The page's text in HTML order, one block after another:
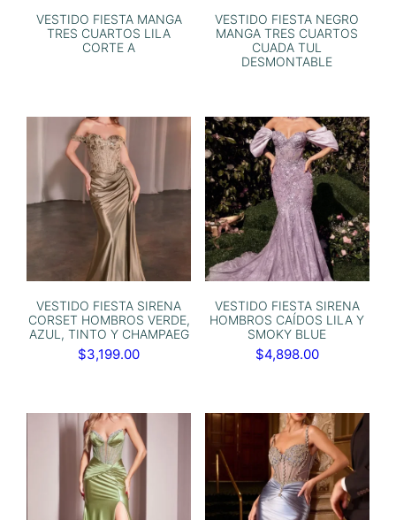
VESTIDO FIESTA MANGA
TRES CUARTOS LILA
CORTE A
VESTIDO FIESTA NEGRO
MANGA TRES CUARTOS
CUADA TUL
DESMONTABLE
VESTIDO FIESTA SIRENA
CORSET HOMBROS VERDE,
AZUL, TINTO Y CHAMPAEG
$3,199.00
VESTIDO FIESTA SIRENA
HOMBROS CAÍDOS LILA Y
SMOKY BLUE
$4,898.00